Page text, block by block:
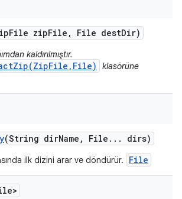
File zipFile , File destDir)
kaldırılmıştır.
klasörüne
(String dirName , File . . . dirs)
ilk dizini arar ve döndürür. File